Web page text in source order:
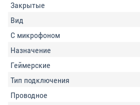
Закрытые
Вид
С микрофоном
Назначение
Геймерские
Тип подключения
Проводное